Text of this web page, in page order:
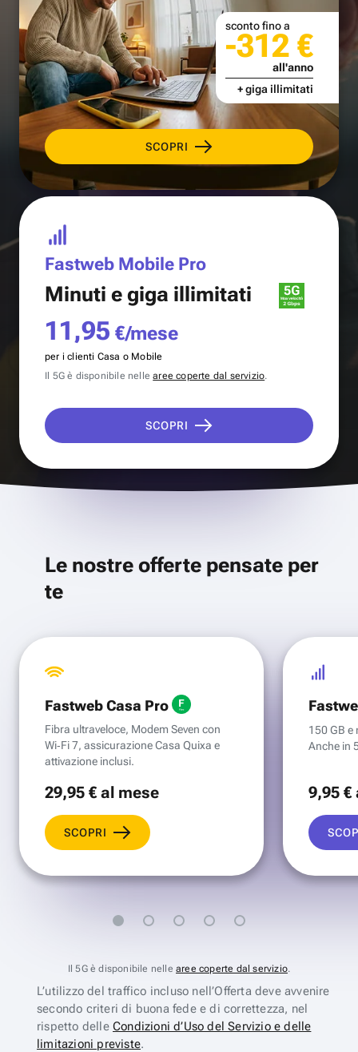
SCOPRI
sconto fino a
-312 €
all'anno
+ giga illimitati
Fastweb Mobile Pro
Minuti e giga illimitati
11,95 €/mese
per i clienti Casa o Mobile
Il 5G è disponibile nellearee coperte dal servizio.
SCOPRI
Le nostre offerte pensate per
te
Fastweb Casa Pro
Fibra ultraveloce, Modem Seven con
Wi‑Fi 7, assicurazione Casa Quixa e
attivazione inclusi.
29,95 €al mese
SCOPRI
150 GB e
Anche in
9,95 €
Il 5G è disponibile nelle aree coperte dal servizio.
L’utilizzo del traffico incluso nell’Offerta deve avvenire
secondo criteri di buona fede e di correttezza, nel
rispetto delle Condizioni d’Uso del Servizio e delle
limitazioni previste.